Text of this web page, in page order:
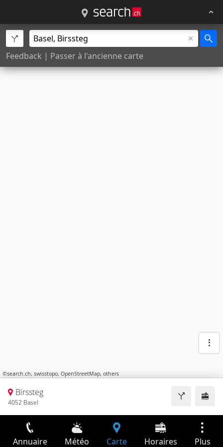
Feedback | Passer à l'ancienne carte
©search.ch, swisstopo, OpenStreetMap, others
Birssteg
4052 Basel
Annuaire Météo Carte Horaires Plus